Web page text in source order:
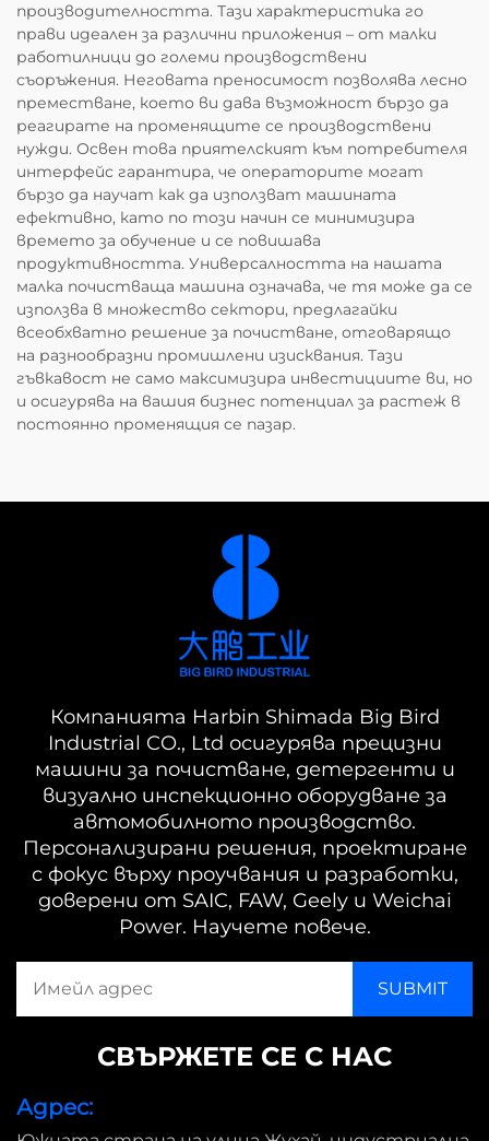
производителността. Тази характеристика го
прави идеален за различни приложения – от малки
работилници до големи производствени
съоръжения. Неговата преносимост позволява лесно
преместване, което ви дава възможност бързо да
реагирате на променящите се производствени
нужди. Освен това приятелският към потребителя
интерфейс гарантира, че операторите могат
бързо да научат как да използват машината
ефективно, като по този начин се минимизира
времето за обучение и се повишава
продуктивността. Универсалността на нашата
малка почистваща машина означава, че тя може да се
използва в множество сектори, предлагайки
всеобхватно решение за почистване, отговарящо
на разнообразни промишлени изисквания. Тази
гъвкавост не само максимизира инвестициите ви, но
и осигурява на вашия бизнес потенциал за растеж в
постоянно променящия се пазар.
Компанията Harbin Shimada Big Bird
Industrial CO., Ltd осигурява прецизни
машини за почистване, детергенти и
визуално инспекционно оборудване за
автомобилното производство.
Персонализирани решения, проектиране
с фокус върху проучвания и разработки,
доверени от SAIC, FAW, Geely и Weichai
Power. Научете повече.
СВЪРЖЕТЕ СЕ С НАС
Адрес: